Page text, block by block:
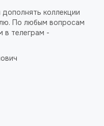
коллекции
По любым вопросам
в телеграм -